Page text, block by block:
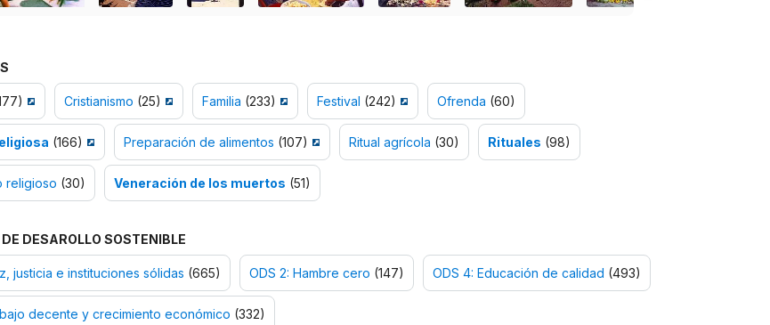
Cristianismo (25) Familia (233) Festival (242) Ofrenda (60)
(166) Preparación de alimentos (107) Ritual agrícola (30) Rituales (98)
religioso (30) Veneración de los muertos (51)
DESAROLLO SOSTENIBLE
justicia e instituciones sólidas (665) ODS 2: Hambre cero (147) ODS 4: Educación de calidad (493)
decente y crecimiento económico (332)